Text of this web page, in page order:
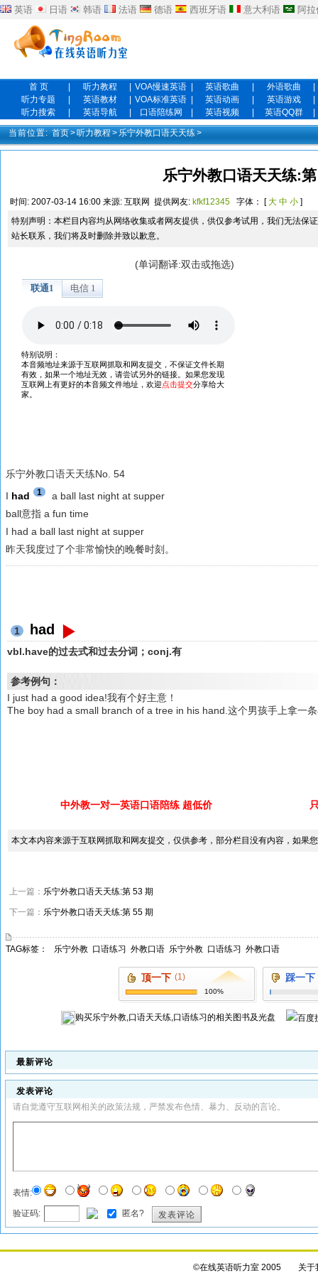
英语 日语 韩语 法语 德语 西班牙语 意大利语 阿
首 页 听力教程 VOA慢速英语 英语歌曲 外语歌曲
听力专题
英语教材 VOA标准英语 英语动画 英语游戏
听力搜索
英语导航 口语陪练网 英语视频 英语QQ群
当前位置: 首页>听力教程 > 乐宁外教口语天天练>
乐宁外教口语天天练:
时间: 2007-03-14 16:00 来源: 互联网 提供网友: kfkf12345 字体： [大 中 小 ]
特别声明：本栏目内容均从网络收集或者网友提供，供仅参考试用，我们无法保
站长联系，我们将及时删除并致以歉意。
(单词翻译:双击或拖选)
乐宁外教口语天天练No. 54
I had 1
a ball last night at supper
ball意指 a fun time
I had a ball last night at supper
昨天我度过了个非常愉快的晚餐时刻。
1 had
vbl.have的过去式和过去分词；conj.有
参考例句：
I just had a good idea!我有个好主意！
The boy had a small branch of a tree in his hand.这个男孩手上拿一
中外教一对一英语口语陪练 超低价
本文本内容来源于互联网抓取和网友提交，仅供参考，部分栏目没有内容，如果
上一篇： 乐宁外教口语天天练:第 53 期
下一篇： 乐宁外教口语天天练:第 55 期
TAG标签： 乐宁外教 口语练习 外教口语 乐宁外教 口语练习 外教口语
顶一下 (1)
100%
踩一下
购买乐宁外教,口语天天练,口语练习 的相关图书及光盘
最新评论
发表评论
请自觉遵守互联网相关的政策法规，严禁发布色情、暴力、反动的言论。
表情:
验证码: 匿名? 发表评论
©在线英语听力室 2005 关于